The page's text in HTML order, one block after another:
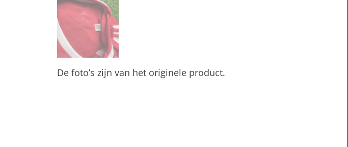
De foto’s zijn van het originele product.